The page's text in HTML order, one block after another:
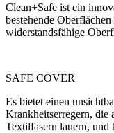
Clean+Safe ist ein
bestehende
widerstandsfähige
SAFE COVER
Es bietet einen
Krankheitserregern, die
Textilfasern lauern, und